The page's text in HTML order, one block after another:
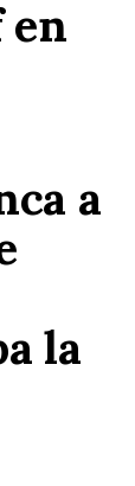
en
a
la